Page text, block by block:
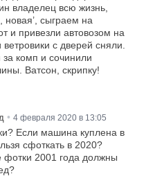
владелец всю жизнь,
новая’, сыграем на
и привезли автовозом на
с дверей сняли.
за комп и сочинили
Ватсон, скрипку!
• 4 февраля 2020 в 13:05
Если машина куплена в
сфоткать в 2020?
фотки 2001 года должны